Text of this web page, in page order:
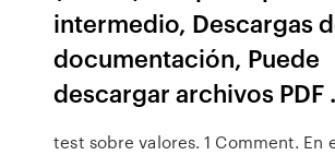
intermedio, Descargas
documentación, Puede
descargar archivos PDF
test sobre valores. 1 Comment. En